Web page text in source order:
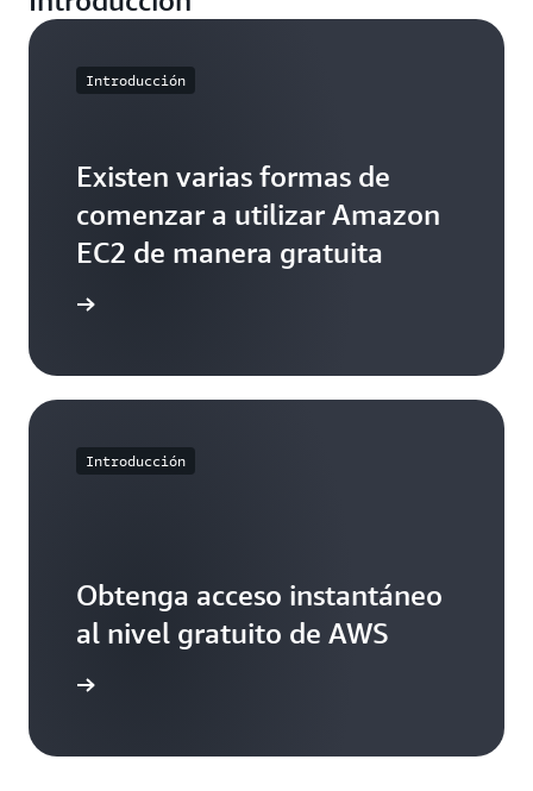
Introducción
Existen varias formas de
comenzar a utilizar Amazon
EC2 de manera gratuita
Introducción
Obtenga acceso instantáneo
al nivel gratuito de AWS